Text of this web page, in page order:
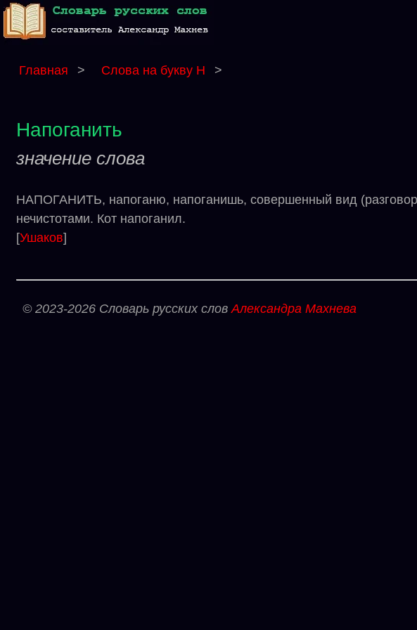
Главная > Слова на букву Н >
Напоганить
значение слова
НАПОГАНИТЬ, напоганю, напоганишь, совершенный вид
нечистотами. Кот напоганил.
[Ушаков]
© 2023-2026 Словарь русских словАлександра Махнева